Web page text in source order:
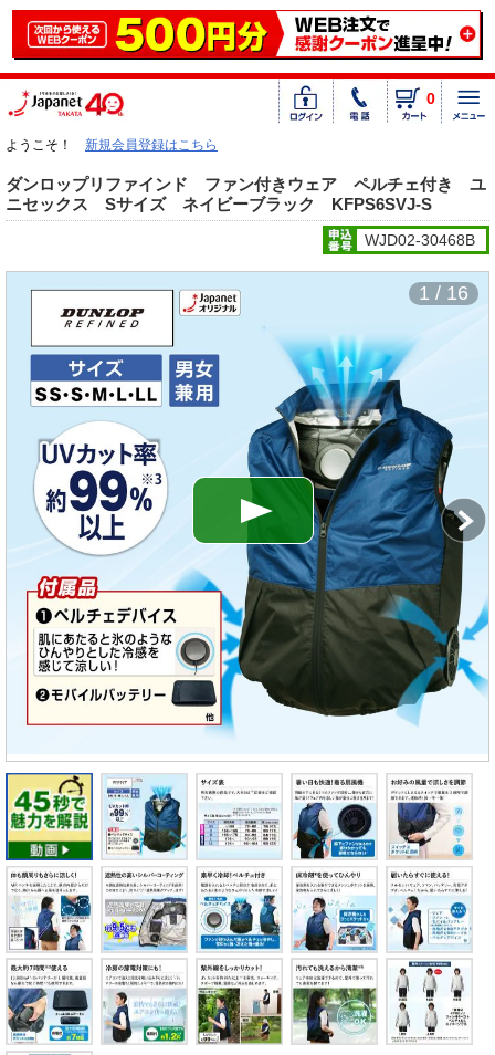
0
ようこそ！ 新規会員登録はこちら
ダンロップリファインド ファン付きウェア ペルチェ付き ユ
ニセックス Sサイズ ネイビーブラック KFPS6SVJ-S
WJD02-30468B
1 / 16